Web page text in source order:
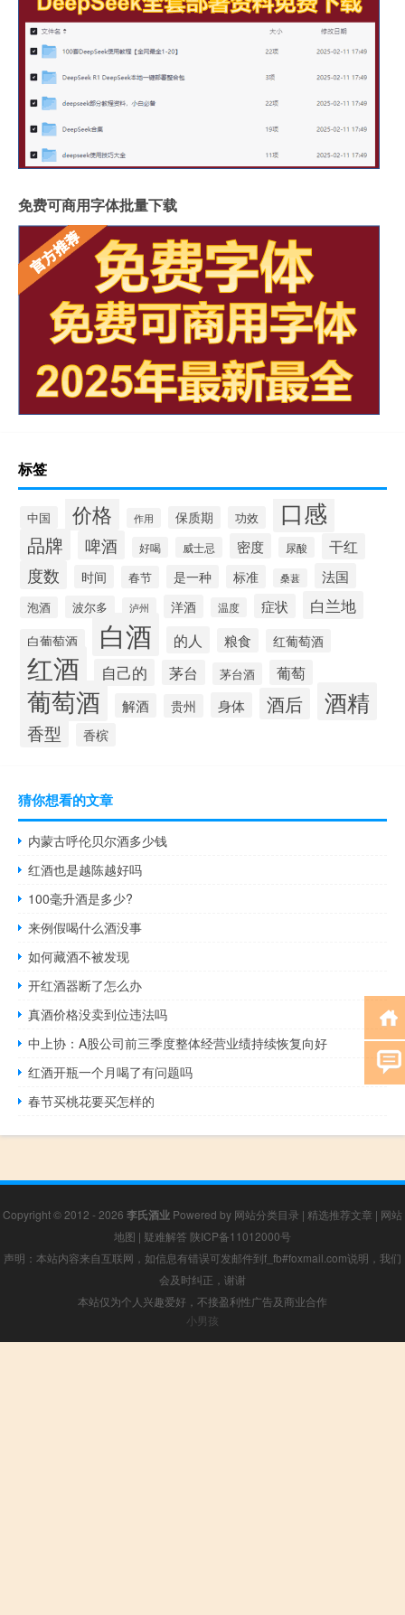
免费可商用字体批量下载
标签
中国 价格 作用 保质期 功效 口感
品牌 啤酒 好喝 威士忌 密度 尿酸 干红
度数 时间 春节 是一种 标准 桑葚 法国
泡酒 波尔多 泸州 洋酒 温度 症状 白兰地
白葡萄酒 白酒 的人 粮食 红葡萄酒
红酒 自己的 茅台 茅台酒 葡萄
葡萄酒 解酒 贵州 身体 酒后 酒精
香型 香槟
猜你想看的文章
内蒙古呼伦贝尔酒多少钱
红酒也是越陈越好吗
100毫升酒是多少?
来例假喝什么酒没事
如何藏酒不被发现
开红酒器断了怎么办
真酒价格没卖到位违法吗
中上协：A股公司前三季度整体经营业绩持续恢复向好
红酒开瓶一个月喝了有问题吗
春节买桃花要买怎样的
Copyright © 2012 - 2026 李氏酒业 Powered by 网站分类目录 | 精选推荐文章 | 网站
地图 | 疑难解答 陕ICP备11012000号
声明：本站内容来自互联网，如信息有错误可发邮件到f_fb#foxmail.com说明，我们
会及时纠正，谢谢
本站仅为个人兴趣爱好，不接盈利性广告及商业合作
小男孩